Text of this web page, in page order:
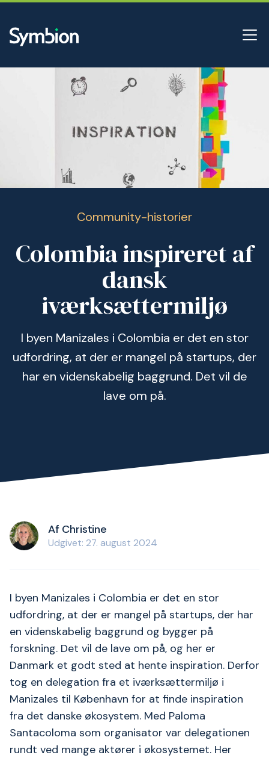
Community-historier
Colombia inspireret af
dansk
iværksættermiljø
I byen Manizales i Colombia er det en stor
udfordring, at der er mangel på startups, der
har en videnskabelig baggrund. Det vil de
lave om på.
Af Christine
Udgivet: 27. august 2024
I byen Manizales i Colombia er det en stor
udfordring, at der er mangel på startups, der har
en videnskabelig baggrund og bygger på
forskning. Det vil de lave om på, og her er
Danmark et godt sted at hente inspiration. Derfor
tog en delegation fra et iværksættermiljø i
Manizales til København for at finde inspiration
fra det danske økosystem. Med Paloma
Santacoloma som organisator var delegationen
rundt ved mange aktører i økosystemet. Her